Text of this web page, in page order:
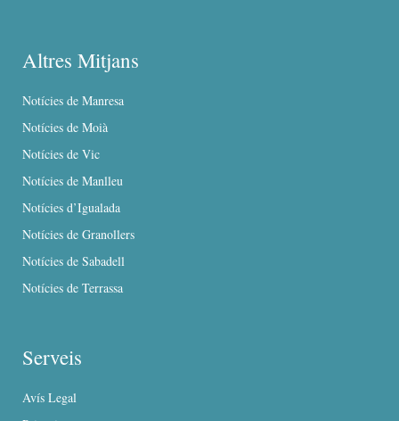
Altres Mitjans
Notícies de Manresa
Notícies de Moià
Notícies de Vic
Notícies de Manlleu
Notícies d’Igualada
Notícies de Granollers
Notícies de Sabadell
Notícies de Terrassa
Serveis
Avís Legal